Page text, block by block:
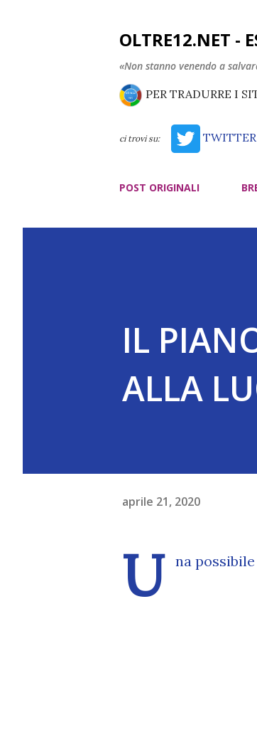
OLTRE12.NET -
«Non stanno venendo a
PER TRADURRE I
ci trovi su: TWITTER
POST ORIGINALI
IL
ALLA
aprile 21, 2020
U na